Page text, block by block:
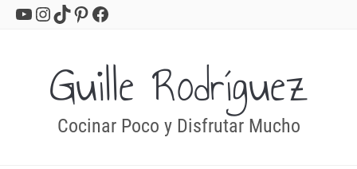
YouTube
Instagram
TikTok
Pinterest
Facebook
Guille Rodríguez
Cocinar Poco y Disfrutar Mucho